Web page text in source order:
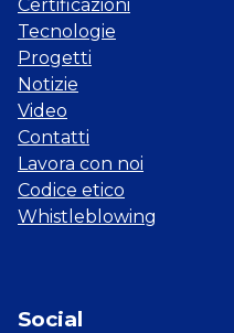
Certificazioni
Tecnologie
Progetti
Notizie
Video
Contatti
Lavora con noi
Codice etico
Whistleblowing
Social